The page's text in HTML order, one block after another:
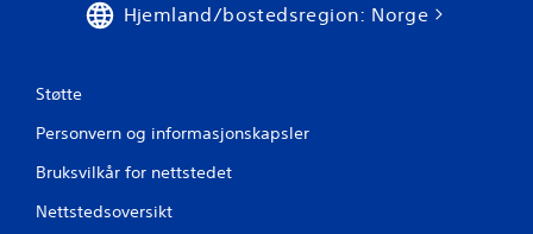
n
h
l
d
Hjemland/bostedsregion: Norge
Støtte
Personvern og informasjonskapsler
Bruksvilkår for nettstedet
Nettstedsoversikt